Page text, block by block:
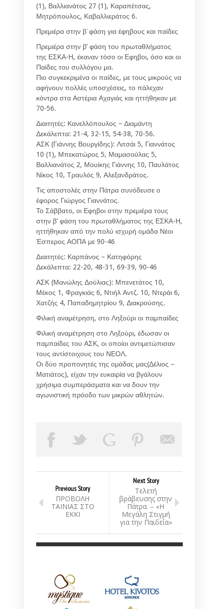
(1), Βαλλιανάτος 27 (1), Καραπέτσας,
Μητρόπουλος, Καβαλλιεράτος 6.
Πρεμιέρα στην β΄φάση για έφηβους και παίδες
Πρεμιέρα στην β’ φάση του πρωταθλήματος
της ΕΣΚΑ-Η, έκαναν τόσο οι Εφηβοι, όσο και οι
Παίδες του συλλόγου μα.
Πιο συγκεκριμένα οι παίδες, με τους μικρούς να
αφήνουν πολλές υποσχέσεις, το πάλεχαν
κόντρα στα Αστέρια Αχαγιάς και ηττήθηκαν με
70-56.
Διαιτητές: Κανελλόπουλος – Διαμάντη
Δεκάλεπτα: 21-4, 32-15, 54-38, 70-56.
ΑΣΚ (Γιάννης Βουργίδης): Λιτσάι 5, Γιαννάτος
10 (1), Μπεκατώρος 5, Μαμασούλας 5,
Βαλλιανάτος 2, Μουίκης Γιάννης 10, Παυλάτος
Νίκος 10, Τραυλός 9, Αλεξανδράτος.
Τις αποστολές στην Πάτρα συνόδευσε ο
έφορος Γιώργος Γιαννάτος.
Το Σάββατο, οι Εφηβοι στην πρεμιέρα τους
στην β’ φάση του πρωταθλήματος της ΕΣΚΑ-Η,
ηττήθηκαν από την πολύ ισχυρή ομάδα Νέοι
Έσπερος ΑΟΠΑ με 90-46
Διαιτητές: Καρπάνος – Κατηφόρης
Δεκάλεπτα: 22-20, 48-31, 69-39, 90-46
ΑΣΚ (Μανώλης Δούλιας): Μπενετάτος 10,
Μέκος 1, Φραγκιάς 6, Ντιήλ Αντζ. 10, Ντεράι 6,
Χατζής 4, Παπαδημητρίου 9, Διακρούσης.
Φιλική αναμέτρηση, στο Ληξούρι οι παμπαίδες
Φιλική αναμέτρηση στο Ληξούρι, έδωσαν οι
παμπαίδες του ΑΣΚ, οι οποίοι αντιμετώπισαν
τους αντίστοιχους του ΝΕΟΛ.
Οι δύο προπονητές της ομάδας μας(Δέλιος –
Ματιάτος), είχαν την ευκαιρία να βγάλουν
χρήσιμα συμπεράσματα και να δουν την
αγωνιστική πρόοδο των μικρών αθλητών.
Previous Story
ΠΡΟΒΟΛΗ
ΤΑΙΝΙΑΣ ΣΤΟ
ΕΚΚΙ
Next Story
Τελετή
βράβευσης στην
Πάτρα. – «Η
Μεγάλη Στιγμή
για την Παιδεία»